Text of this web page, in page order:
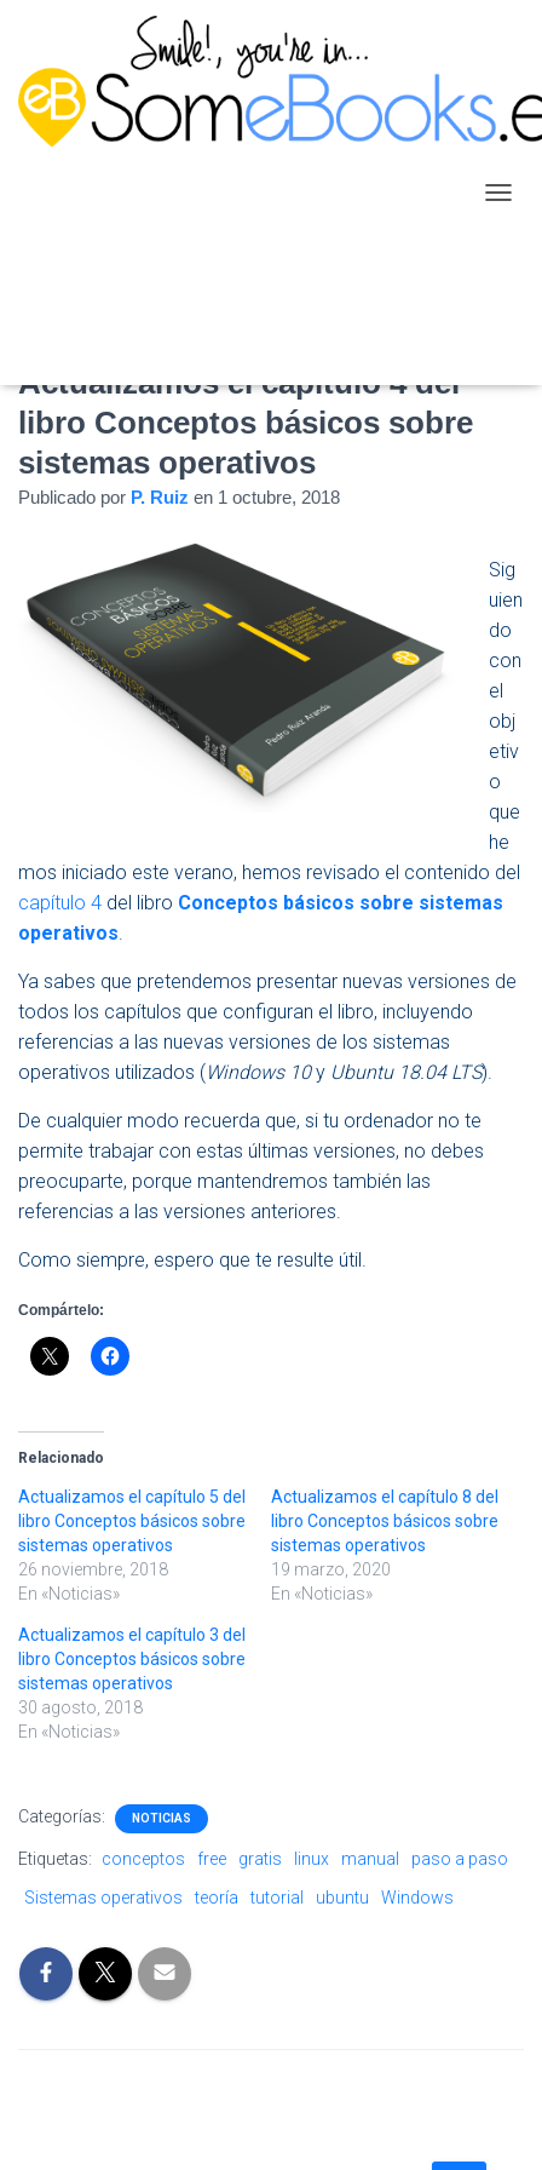
E
G
A
I
Ó
N
Actualizamos el capítulo 4 del
libro Conceptos básicos sobre
sistemas operativos
Publicado por P. Ruiz en 1 octubre, 2018
Sig
uien
do
con
el
obj
etiv
o
que
he
mos iniciado este verano, hemos revisado el contenido del
capítulo 4 del libro Conceptos básicos sobre sistemas
operativos.
Ya sabes que pretendemos presentar nuevas versiones de
todos los capítulos que configuran el libro, incluyendo
referencias a las nuevas versiones de los sistemas
operativos utilizados ( Windows 10y Ubuntu 18.04 LTS).
De cualquier modo recuerda que, si tu ordenador no te
permite trabajar con estas últimas versiones, no debes
preocuparte, porque mantendremos también las
referencias a las versiones anteriores.
Como siempre, espero que te resulte útil.
Compártelo:
Relacionado
Actualizamos el capítulo 5 del
libro Conceptos básicos sobre
sistemas operativos
26 noviembre, 2018
En «Noticias»
Actualizamos el capítulo 8 del
libro Conceptos básicos sobre
sistemas operativos
19 marzo, 2020
En «Noticias»
Actualizamos el capítulo 3 del
libro Conceptos básicos sobre
sistemas operativos
30 agosto, 2018
En «Noticias»
Categorías: NOTICIAS
Etiquetas: conceptos free gratis linux manual
paso a paso
Sistemas operativos
teoría tutorial ubuntu Windows